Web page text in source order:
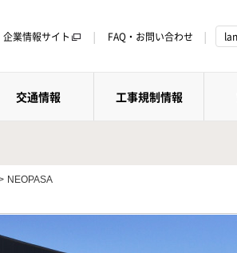
企業情報サイト FAQ・お問い合わせ
交通情報 工事規制情報
NEOPASA